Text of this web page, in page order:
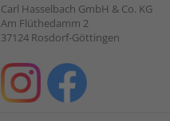
Carl Hasselbach GmbH & Co. KG
Am Flüthedamm 2
37124 Rosdorf-Göttingen